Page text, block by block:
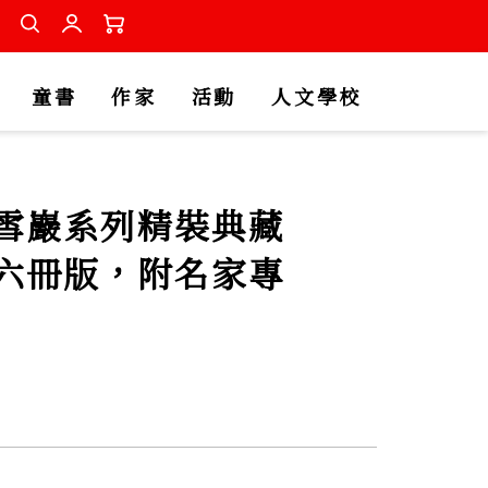
童書 作家 活動 人文學校
巖系列精裝典藏
冊版，附名家專